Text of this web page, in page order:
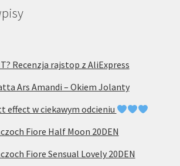
Recenzja rajstop z AliExpress
Ars Amandi – Okiem Jolanty
effect w ciekawym odcieniu
Fiore Half Moon 20DEN
Fiore Sensual Lovely 20DEN